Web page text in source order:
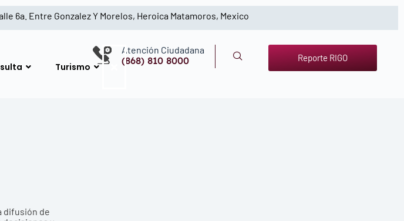
6a. Entre Gonzalez Y Morelos, Heroica Matamoros, Mexico
Turismo
Atención Ciudadana
(868) 810 8000 Reporte RIGO
difusión de